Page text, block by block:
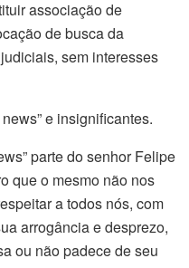
associação de
de busca da
sem interesses
e insignificantes.
parte do senhor Felipe
que o mesmo não nos
a todos nós, com
arrogância e desprezo,
ou não padece de seu